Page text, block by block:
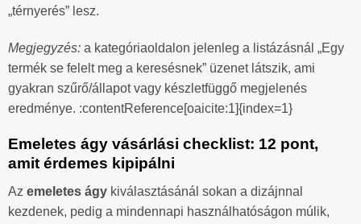
„térnyerés” lesz.
Megjegyzés: a kategóriaoldalon jelenleg a listázásnál „Egy
termék se felelt meg a keresésnek” üzenet látszik, ami
gyakran szűrő/állapot vagy készletfüggő megjelenés
eredménye. :contentReference[oaicite:1]{index=1}
Emeletes ágy vásárlási checklist: 12 pont,
amit érdemes kipipálni
Az emeletes ágy kiválasztásánál sokan a dizájnnal
kezdenek, pedig a mindennapi használhatóságon múlik,